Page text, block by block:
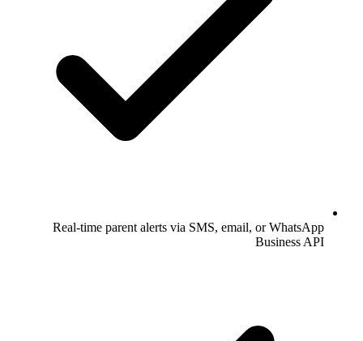
Real-time parent alerts via SMS, email, or WhatsApp
Business API